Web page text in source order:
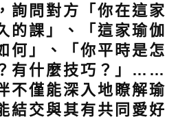
詢問對方「你在這家
的課」、「這家瑜伽
何」、「你平時是怎
有什麼技巧？」……
不僅能深入地瞭解瑜
結交與其有共同愛好